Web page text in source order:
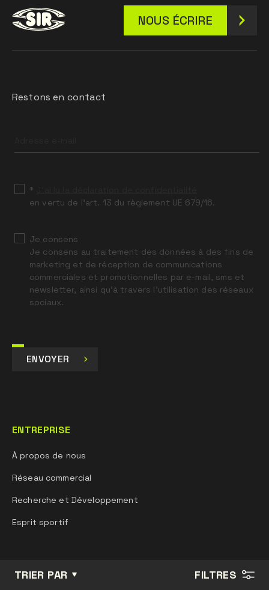
TRIER PAR FILTRES
NOUS ÉCRIRE
Restons en contact
field
*
en vertu de l’art. 13 du règlement UE 679/16.
Je consens
Je consens au traitement des données à des fins de
marketing et de réception de communications
commerciales et promotionnelles par e-mail, sms et
newsletter, ainsi qu’à travers l’utilisation des réseaux
sociaux.
ENVOYER
ENTREPRISE
À propos de nous
Réseau commercial
Recherche et Développement
Esprit sportif
INFORMATIONS